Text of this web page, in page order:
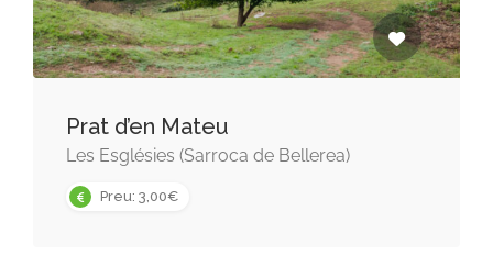
Prat d’en Mateu
Les Esglésies (Sarroca de Bellerea)
Preu: 3,00€